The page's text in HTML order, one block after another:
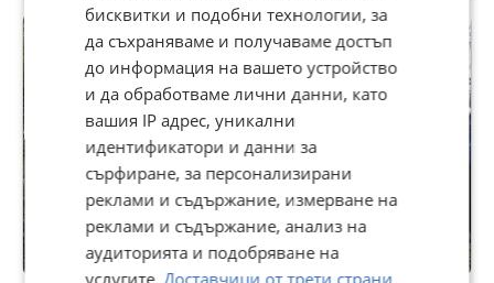
бисквитки и подобни технологии, за
да съхраняваме и получаваме достъп
до информация на вашето устройство
и да обработваме лични данни, като
вашия IP адрес, уникални
идентификатори и данни за
сърфиране, за персонализирани
реклами и съдържание, измерване на
реклами и съдържание, анализ на
аудиторията и подобряване на
услугите. Доставчици от трети страни